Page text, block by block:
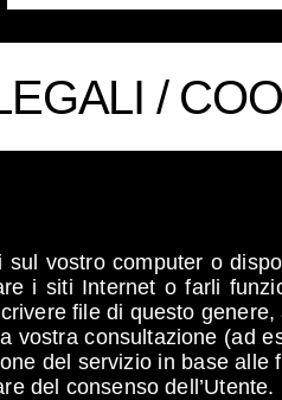
/
vostro computer o
i siti Internet o farli
file di questo
vostra consultazione (ad
del servizio in base
del consenso dell’Utente.